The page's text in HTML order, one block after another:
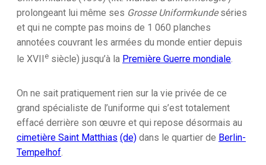
prolongeant lui même ses Grosse Uniformkundeséries
et qui ne compte pas moins de 1 060 planches
annotées couvrant les armées du monde entier depuis
le XVII e siècle) jusqu’à la Première Guerre mondiale.
On ne sait pratiquement rien sur la vie privée de ce
grand spécialiste de l’uniforme qui s’est totalement
effacé derrière son œuvre et qui repose désormais au
cimetière Saint Matthias (de) dans le quartier de Berlin-
Tempelhof